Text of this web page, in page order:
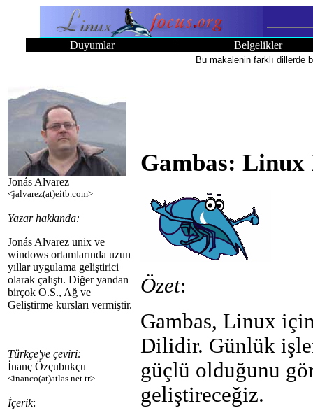
Duyumlar | Belgelikler
Bu makalenin farklı dillerde
Jonás Alvarez
<jalvarez(at)eitb.com>
Yazar hakkında:
Jonás Alvarez unix ve
windows ortamlarında uzun
yıllar uygulama geliştirici
olarak çalıştı. Diğer yandan
birçok O.S., Ağ ve
Geliştirme kursları vermiştir.
Türkçe'ye çeviri:
İnanç Özçubukçu
<inanco(at)atlas.net.tr>
İçerik:
Gambas: Linux
Özet:
Gambas, Linux
Dilidir. Günlük
güçlü olduğunu
geliştireceğiz.